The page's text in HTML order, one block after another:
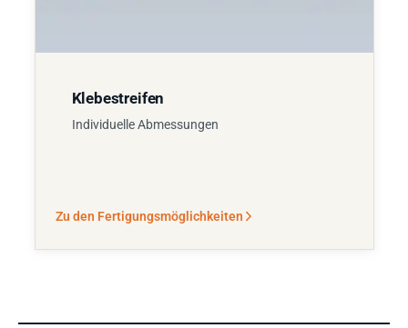
Klebestreifen
Individuelle Abmessungen
Zu den Fertigungsmöglichkeiten